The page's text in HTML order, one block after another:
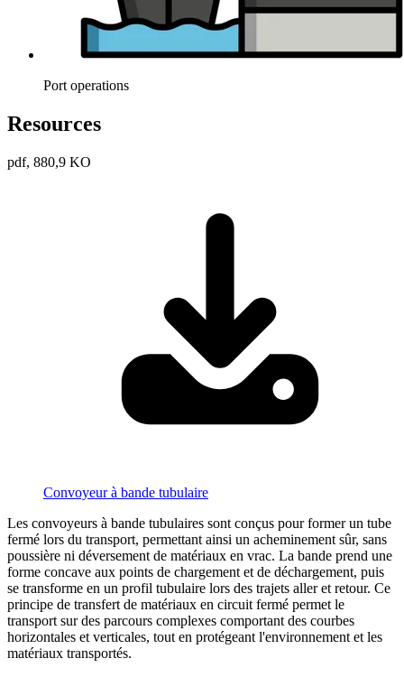
Port operations
Resources
pdf, 880,9 KO
Convoyeur à bande tubulaire
Les convoyeurs à bande tubulaires sont conçus pour former un tube
fermé lors du transport, permettant ainsi un acheminement sûr, sans
poussière ni déversement de matériaux en vrac. La bande prend une
forme concave aux points de chargement et de déchargement, puis
se transforme en un profil tubulaire lors des trajets aller et retour. Ce
principe de transfert de matériaux en circuit fermé permet le
transport sur des parcours complexes comportant des courbes
horizontales et verticales, tout en protégeant l'environnement et les
matériaux transportés.